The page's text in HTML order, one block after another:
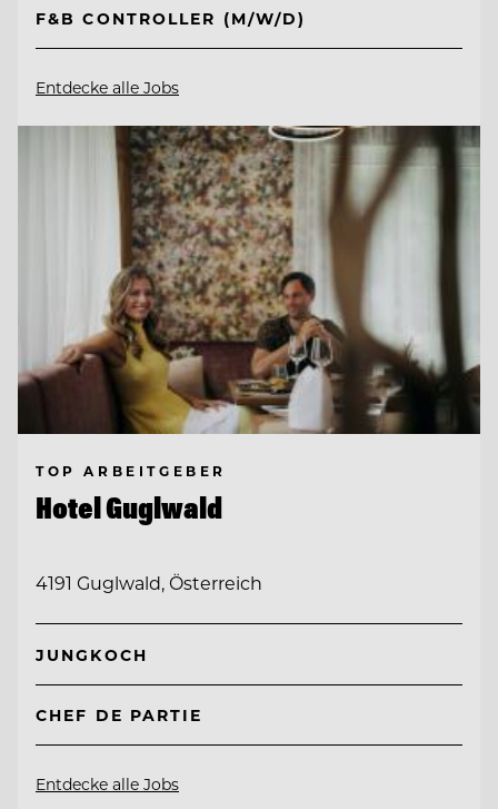
F&B CONTROLLER (M/W/D)
Entdecke alle Jobs
TOP ARBEITGEBER
Hotel Guglwald
4191 Guglwald, Österreich
JUNGKOCH
CHEF DE PARTIE
Entdecke alle Jobs